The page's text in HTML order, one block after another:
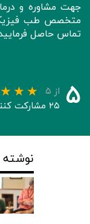
جهت مشاوره و
متخصص طب
تماس حاصل
۵ از ۵
۲۵ مشارکت کننده
نوشته